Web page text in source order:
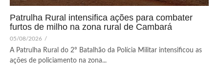
Patrulha Rural intensifica ações para combater
furtos de milho na zona rural de Cambará
05/08/2026 /
A Patrulha Rural do 2º Batalhão da Polícia Militar intensificou as
ações de policiamento na zona...